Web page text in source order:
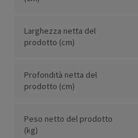
Larghezza netta del
prodotto (cm)
Profondità netta del
prodotto (cm)
Peso netto del prodotto
(kg)